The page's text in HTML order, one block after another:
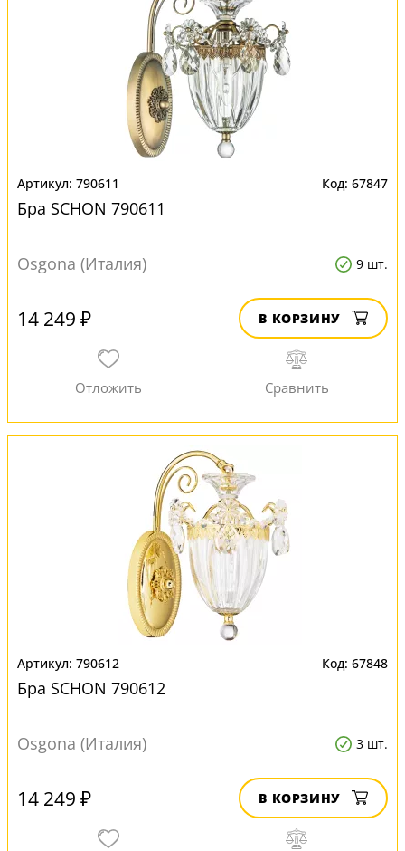
790611 67847
Бра SCHON 790611
Osgona (Италия) 9 шт.
14 249 ₽ В КОРЗИНУ
790612 67848
Бра SCHON 790612
Osgona (Италия) 3 шт.
14 249 ₽ В КОРЗИНУ